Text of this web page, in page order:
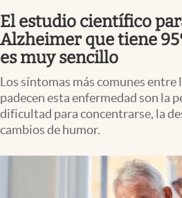
Pc y celular
Vida y estilo
Tv
Clima
El estudio científico
Alzheimer que tiene
es muy sencillo
Los síntomas más comunes entre
padecen esta enfermedad son la
dificultad para concentrarse, la
cambios de humor.